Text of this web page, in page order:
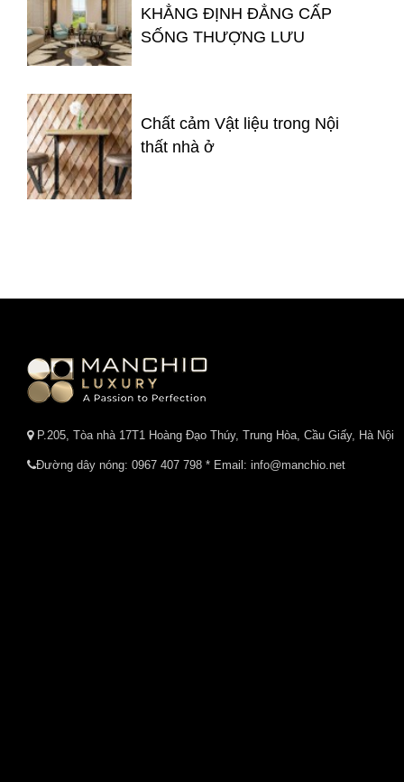
KHẲNG ĐỊNH ĐẲNG CẤP
SỐNG THƯỢNG LƯU
Chất cảm Vật liệu trong Nội
thất nhà ở
P.205, Tòa nhà 17T1 Hoàng Đạo Thúy, Trung Hòa, Cầu Giấy, Hà Nội
Đường dây nóng: 0967 407 798 * Email: info@manchio.net